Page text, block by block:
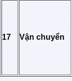
17 Vận chuyển